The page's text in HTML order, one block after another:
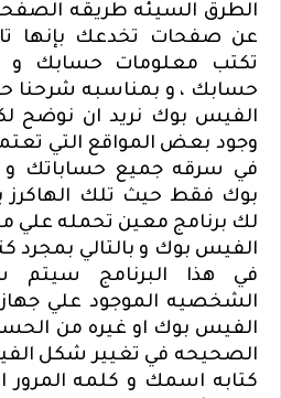
الطرق السيئه طريقه
عن صفحات تخدعك بإنها
تكتب معلومات حسابك و
حسابك ، و بمناسبه شرحنا
الفيس بوك نريد ان نوضح
وجود بعض المواقع التي
في سرقه جميع حساباتك
بوك فقط حيث تلك
لك برنامج معين تحمله
الفيس بوك و بالتالي بمجرد
في هذا البرنامج سيتم
الشخصيه الموجود علي
الفيس بوك او غيره من
الصحيحه في تغيير شكل
كتابه اسمك و كلمه